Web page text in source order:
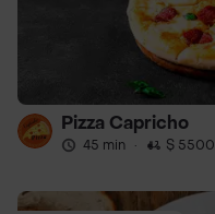
Pizza Capricho
45 min · $ 5500